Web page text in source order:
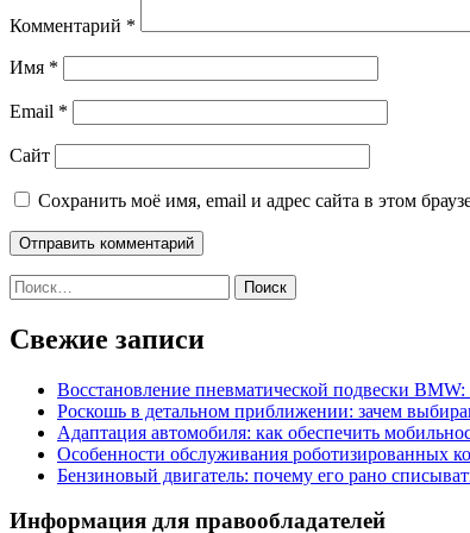
Комментарий *
Имя *
Email *
Сайт
Сохранить моё имя, email и адрес сайта в этом
Найти:
Свежие записи
Восстановление пневматической подвески
Роскошь в детальном приближении: зачем
Адаптация автомобиля: как обеспечить
Особенности обслуживания роботизированных
Бензиновый двигатель: почему его рано
Информация для правообладателей